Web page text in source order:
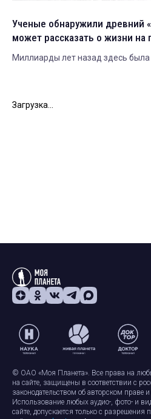
Ученые обнаружили древний
может рассказать о жизни на
Миллиарды лет назад здесь была
Загрузка...
© ОАО «Моя Планета». Все права на
на сайте, защищены в соответствии с
законодательством об авторском праве
Использование любых аудио-, фото- и
сайте, допускается только с разрешения